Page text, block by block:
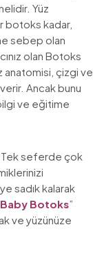
Yüz
botoks kadar,
sebep olan
olan Botoks
anatomisi, çizgi ve
verir. Ancak bunu
ve eğitime
seferde çok
sadık kalarak
Baby Botoks”
ve yüzünüze